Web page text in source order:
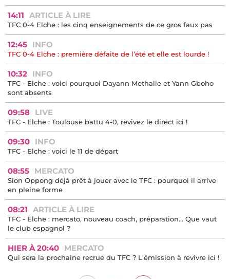
14:11 ARTICLE À LIRE
TFC 0-4 Elche : les cinq enseignements de ce gros faux pas
12:45 INFO
TFC 0-4 Elche : première défaite de l’été et elle est lourde !
10:32 INFO
TFC - Elche : voici pourquoi Dayann Methalie et Yann Gboho
sont absents
09:58 LIVE
TFC - Elche : Toulouse battu 4-0, revivez le direct ici !
09:30 INFO
TFC - Elche : voici le 11 de départ
08:55 MERCATO
Sion Oppong déjà prêt à jouer avec le TFC : pourquoi il arrive
en pleine forme
08:21 ARTICLE À LIRE
TFC - Elche : mercato, nouveau coach, préparation… Que vaut
le club espagnol ?
HIER À 20:40 MERCATO
Qui sera la prochaine recrue du TFC ? L'émission à revivre ici !